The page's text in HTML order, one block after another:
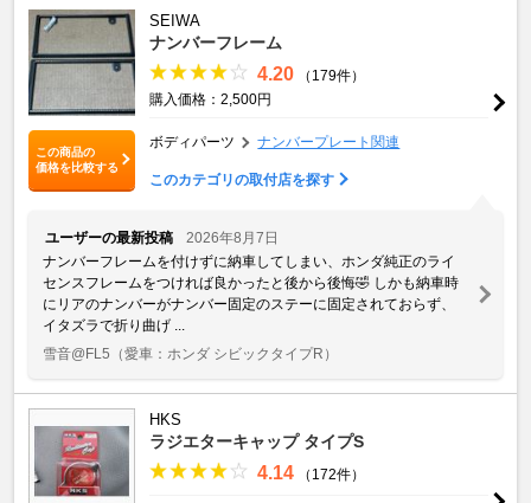
この商品の
価格を比較する
SEIWA
ナンバーフレーム
4.20
（179件）
購入価格：2,500円
ボディパーツ ナンバープレート関連
このカテゴリの取付店を探す
ユーザーの最新投稿
2026年8月7日
ナンバーフレームを付けずに納車してしまい、ホンダ純正のライ
センスフレームをつければ良かったと後から後悔🤣 しかも納車時
にリアのナンバーがナンバー固定のステーに固定されておらず、
イタズラで折り曲げ ...
雪音@FL5 （愛車：ホンダ シビックタイプR）
HKS
ラジエターキャップ タイプS
4.14 （172件）